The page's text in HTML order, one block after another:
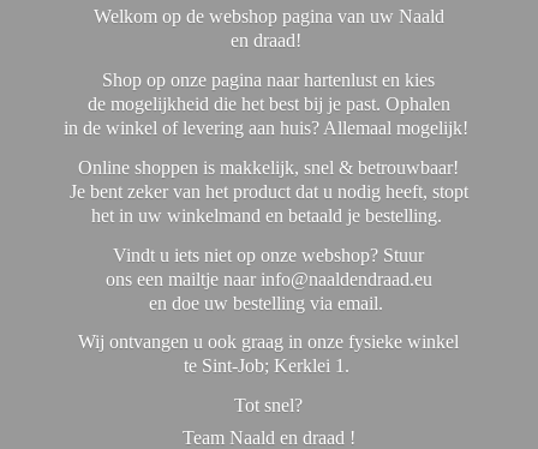
Welkom op de webshop pagina van uw Naald
en draad!
Shop op onze pagina naar hartenlust en kies
de mogelijkheid die het best bij je past. Ophalen
in de winkel of levering aan huis? Allemaal mogelijk!
Online shoppen is makkelijk, snel & betrouwbaar!
Je bent zeker van het product dat u nodig heeft, stopt
het in uw winkelmand en betaald je bestelling.
Vindt u iets niet op onze webshop? Stuur
ons een mailtje naar info@naaldendraad.eu
en doe uw bestelling via email.
Wij ontvangen u ook graag in onze fysieke winkel
te Sint-Job; Kerklei 1.
Tot snel?
Team Naald en draad !